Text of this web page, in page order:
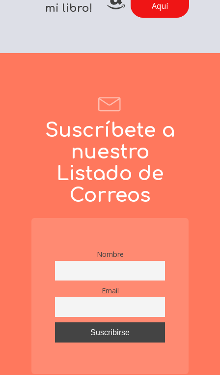
mi libro!
Aquí
Suscríbete a
nuestro
Listado de
Correos
Nombre
Email